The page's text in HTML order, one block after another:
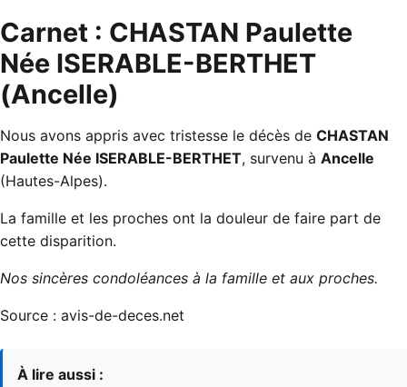
Carnet : CHASTAN Paulette
Née ISERABLE-BERTHET
(Ancelle)
Nous avons appris avec tristesse le décès de CHASTAN
Paulette Née ISERABLE-BERTHET, survenu à Ancelle
(Hautes-Alpes).
La famille et les proches ont la douleur de faire part de
cette disparition.
Nos sincères condoléances à la famille et aux proches.
Source : avis-de-deces.net
À lire aussi :